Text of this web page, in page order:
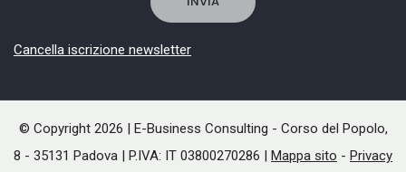
Cancella iscrizione newsletter
© Copyright 2026 | E-Business Consulting - Corso del Popolo,
8 - 35131 Padova | P.IVA: IT 03800270286 | Mappa sito - Privacy